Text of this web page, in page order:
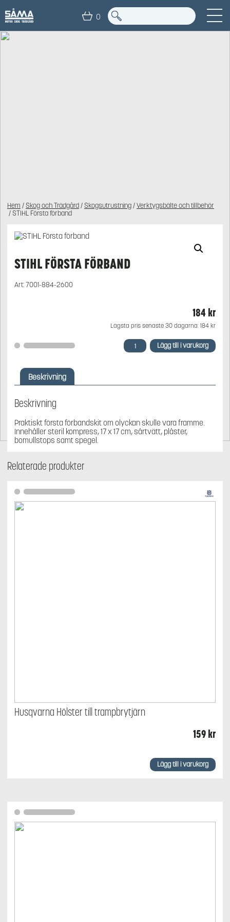
0
Hem / Skog och Trädgård/ Skogsutrustning/Verktygsbälte och tillbehör
/ STIHL Första förband
STIHL FÖRSTA FÖRBAND
Art:7001-884-2600
184 kr
Lägsta pris senaste 30 dagarna: 184 kr
STIHL
Första
Lägg till i varukorg
Beskrivning
Beskrivning
Praktiskt första förbandskit om olyckan skulle vara framme.
Innehåller steril kompress, 17 x 17 cm, sårtvätt, plåster,
bomullstops samt spegel.
Relaterade produkter
Husqvarna Hölster till trampbrytjärn
159kr
Lägg till i varukorg